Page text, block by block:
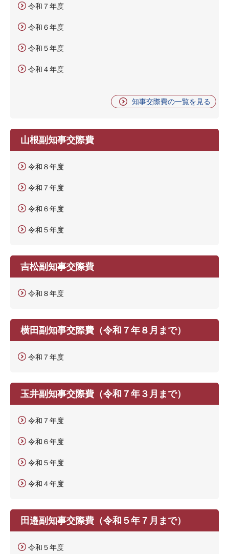
令和７年度
令和６年度
令和５年度
令和４年度
知事交際費の一覧を見る
山根副知事交際費
令和８年度
令和７年度
令和６年度
令和５年度
吉松副知事交際費
令和８年度
横田副知事交際費（令和７年８月まで）
令和７年度
玉井副知事交際費（令和７年３月まで）
令和７年度
令和６年度
令和５年度
令和４年度
田邉副知事交際費（令和５年７月まで）
令和５年度